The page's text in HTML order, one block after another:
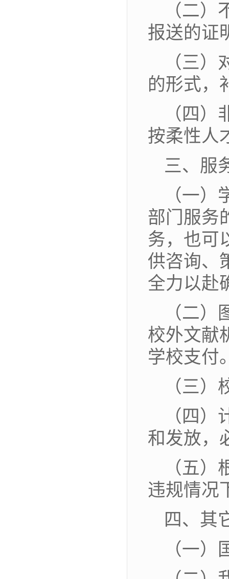
（二
报送的证
（三
的形式，
（四
按柔性人
三、服
（一
部门服务
务，也可
供咨询、
全力以赴
（二
校外文献
学校支付
（三
（四
和发放，
（五
违规情况
四、其
（一